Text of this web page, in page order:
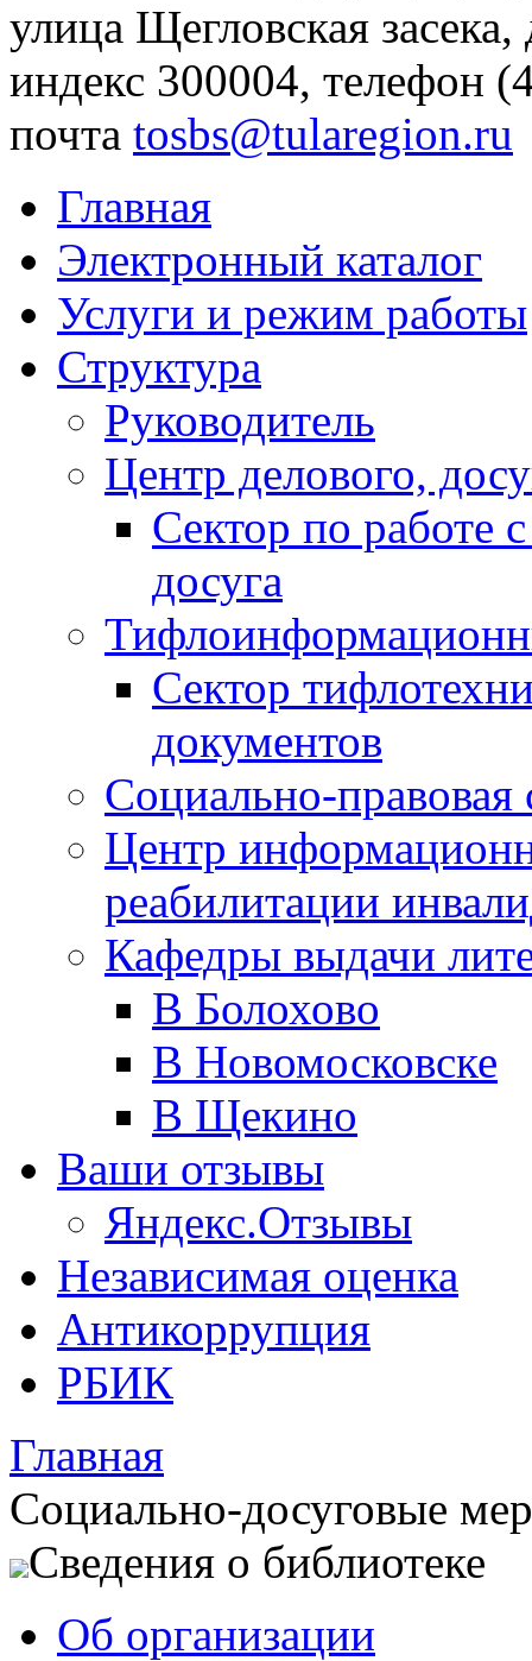
улица Щегловская
индекс 300004, телефон
почта tosbs@tularegion.ru
Главная
Электронный каталог
Услуги и режим работы
Структура
Руководитель
Центр делового,
Сектор по работе
досуга
Сектор
документов
Социально-правовая
Центр
реабилитации
Кафедры выдачи
В Болохово
В Новомосковске
В Щекино
Ваши отзывы
Яндекс.Отзывы
Независимая оценка
Антикоррупция
РБИК
Главная
Социально-досуговые
Сведения о библиотеке
Об организации